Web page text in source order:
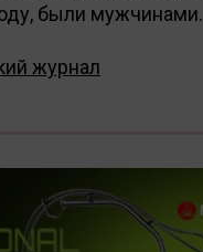
были мужчинами.
журнал